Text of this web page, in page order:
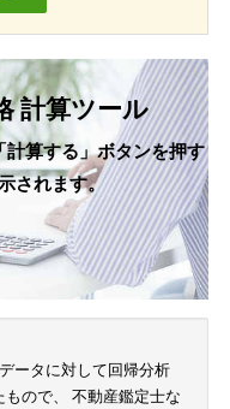
計算ツール
計算する」ボタンを押す
されます。
ータに対して回帰分析
ので、 不動産鑑定士な